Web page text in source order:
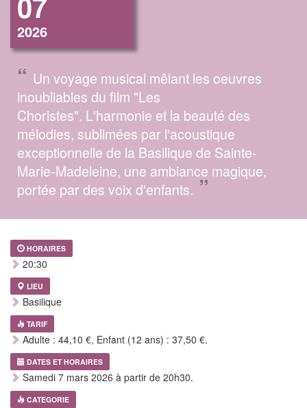
2026
“ Un voyage musical mêlant les oeuvres
inoubliables du film "Les
Choristes". L'harmonie et la beauté des
mélodies, sublimées par l'acoustique
exceptionnelle de la Basilique de Sainte-
Marie-Madeleine, une ambiance magique,
portée par des voix d'enfants. ”
HORAIRES
20:30
LIEU
Basilique
TARIF
Adulte : 44,10 €, Enfant (12 ans) : 37,50 €.
DATES ET HORAIRES
Samedi 7 mars 2026 à partir de 20h30.
CATEGORIE